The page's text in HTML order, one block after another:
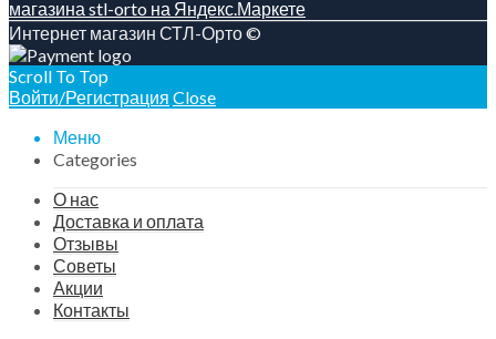
Интернет магазин СТЛ-Орто ©
Scroll To Top
Войти/Регистрация Close
Меню
Categories
О нас
Доставка и оплата
Отзывы
Советы
Акции
Контакты